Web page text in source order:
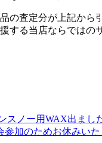
の査定分が上記か
する当店ならではの
スノー用WAX出まし
参加のためお休みいた